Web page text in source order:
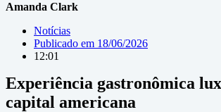
Amanda Clark
Notícias
Publicado em 18/06/2026
12:01
Experiência gastronômica
capital americana